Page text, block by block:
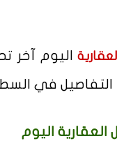
التفاصيل في
اليوم